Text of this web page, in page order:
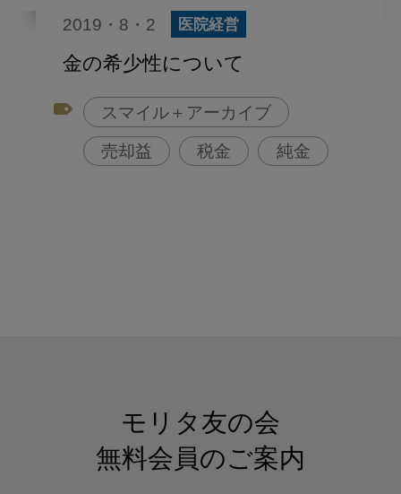
2019・8・2 医院経営
金の希少性について
スマイル＋アーカイブ
売却益 税金 純金
モリタ友の会
無料会員のご案内